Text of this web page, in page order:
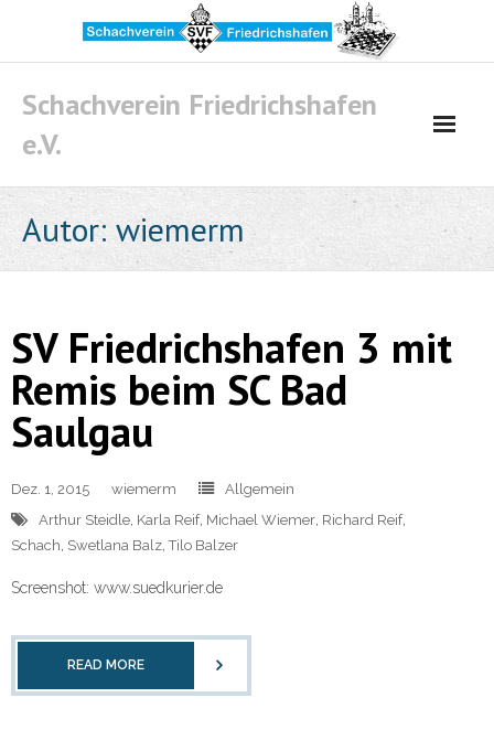
content
Schachverein Friedrichshafen
e.V.
Autor: wiemerm
SV Friedrichshafen 3 mit
Remis beim SC Bad
Saulgau
Dez. 1, 2015 wiemerm
Allgemein
Arthur Steidle, Karla Reif, Michael Wiemer, Richard Reif,
Schach, Swetlana Balz,Tilo Balzer
Screenshot: www.suedkurier.de
READ MORE